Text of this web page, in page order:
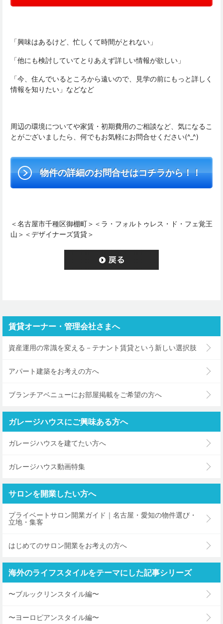
「興味はあるけど、忙しくて時間がとれない」
「他にも検討していてとりあえず詳しい情報が欲しい」
「今、住んでいるところから遠いので、見学の前にもっと詳しく
情報を知りたい」などなど
周辺の環境についてや家賃・初期費用のご相談など、気になるこ
とがございましたら、何でもお気軽にお問合せください(^_^)
物件の詳細のお問合せはコチラから！！
＜名古屋市千種区御棚町＞＜ラ・フォルトゥレス・ド・フェ覚王
山＞＜デザイナーズ賃貸＞
賃貸オーナー・管理会社さまへ
資産運用の常識を変える－テナント賃貸という新しい選択肢
アパート建築をお考えの方へ
ブランチアベニューにお部屋掲載をご希望の方へ
ガレージハウスにご興味ある方へ
ガレージハウスを建てたい方へ
ガレージハウス動画特集
サロンを開業したい方へ
プライベートサロン開業ガイド｜名古屋・愛知の物件選び・
立地・集客
はじめてのサロン開業をお考えの方へ
海外のライフスタイルをテーマにした記事シリーズ
〜ブルックリンスタイル編〜
〜ヨーロピアンスタイル編〜